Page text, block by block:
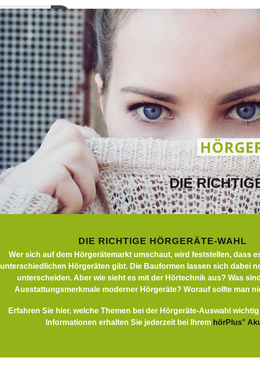
START HÖRPLUS+
DIE
DIE RICHTIGE HÖRGERÄTE-WAHL
Wer sich auf dem Hörgerätemarkt umschaut, wird feststellen, dass
unterschiedlichen Hörgeräten gibt. Die Bauformen lassen sich dabei
unterscheiden. Aber wie sieht es mit der Hörtechnik aus? Was
Ausstattungsmerkmale moderner Hörgeräte? Worauf sollte man
Erfahren Sie hier, welche Themen bei der Hörgeräte-Auswahl
Informationen erhalten Sie jederzeit bei Ihrem hörPlus+